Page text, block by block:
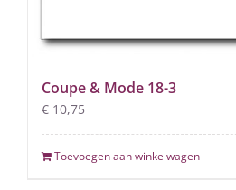
Coupe & Mode 18-3
€ 10,75
Toevoegen aan winkelwagen